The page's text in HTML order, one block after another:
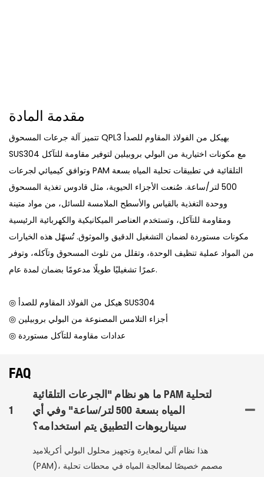
مقدمة المادة
تتميز آلة جرعات المسحوق QPL3 بهيكل من الفولاذ المقاوم للصدأ
SUS304 مع مكونات اختيارية من البولي بروبيلين لتوفير مقاومة للتآكل
وتوافق كيميائي لجرعات PAM التلقائية في تطبيقات تحلية المياه بسعة
500 لتر/ساعة. صُنعت الأجزاء الحيوية، مثل قادوس تغذية المسحوق
ووحدة التغذية بالقياس والأسطح الملامسة للسائل، من مواد متينة
ومقاومة للتآكل، وتستخدم العناصر الميكانيكية والكهربائية الرئيسية
مكونات مستوردة لضمان التشغيل الدقيق والموثوق. تُسهّل هذه الخيارات
من المواد عملية تنظيف الوحدة، وتقلل من تلوث المسحوق وتآكله، وتوفر
عمرًا تشغيليًا طويلًا مدعومًا بضمان لمدة عام.
◎ هيكل من الفولاذ المقاوم للصدأ SUS304
◎ أجزاء التلامس المصنوعة من البولي بروبيلين
◎ عدادات مقاومة للتآكل مستوردة
FAQ
1
ما هو نظام "الجرعات التلقائية PAM لتحلية
المياه بسعة 500 لتر/ساعة" وفي أي
سيناريوهات التطبيق يتم استخدامه؟
هذا نظام آلي لمعايرة وتجهيز محلول البولي أكريلاميد
(PAM)، مصمم خصيصًا لمعالجة المياه في محطات تحلية